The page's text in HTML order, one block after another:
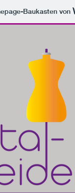
Baukasten von